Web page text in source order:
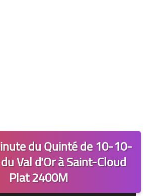
du Quinté de 10-10-
Val d'Or à Saint-Cloud
Plat 2400M